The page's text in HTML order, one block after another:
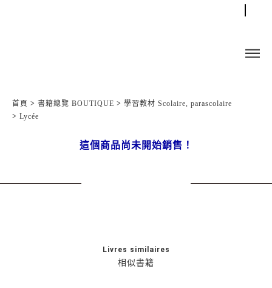
首頁 > 書籍總覽 BOUTIQUE > 學習教材 Scolaire, parascolaire
> Lycée
這個商品尚未開始銷售！
相似書籍
Livres similaires